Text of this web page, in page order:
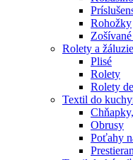
Rohožky
Rolety a žáluzie
Plisé
Rolety
Rolety
Textil do
Obrusy
Poťahy